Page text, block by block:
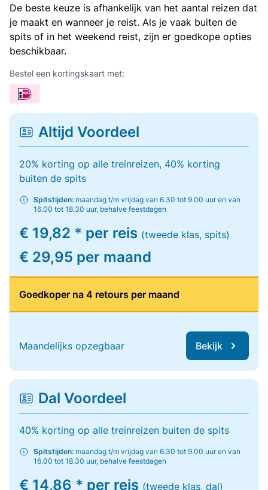
De beste keuze is afhankelijk van het aantal reizen dat
je maakt en wanneer je reist. Als je vaak buiten de
spits of in het weekend reist, zijn er goedkope opties
beschikbaar.
Bestel een kortingskaart met:
Altijd Voordeel
20% korting op alle treinreizen, 40% korting
buiten de spits
Spitstijden: maandag t/m vrijdag van 6.30 tot 9.00 uur en van
16.00 tot 18.30 uur, behalve feestdagen
€ 19,82 * per reis (tweede klas, spits)
€ 29,95 per maand
Goedkoper na 4 retours per maand
Maandelijks opzegbaar Bekijk
Dal Voordeel
40% korting op alle treinreizen buiten de spits
Spitstijden: maandag t/m vrijdag van 6.30 tot 9.00 uur en van
16.00 tot 18.30 uur, behalve feestdagen
€ 14,86 * per reis (tweede klas, dal)